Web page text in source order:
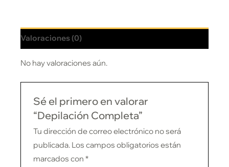
Valoraciones (0)
No hay valoraciones aún.
Sé el primero en valorar
“Depilación Completa”
Tu dirección de correo electrónico no será
publicada. Los campos obligatorios están
marcados con*